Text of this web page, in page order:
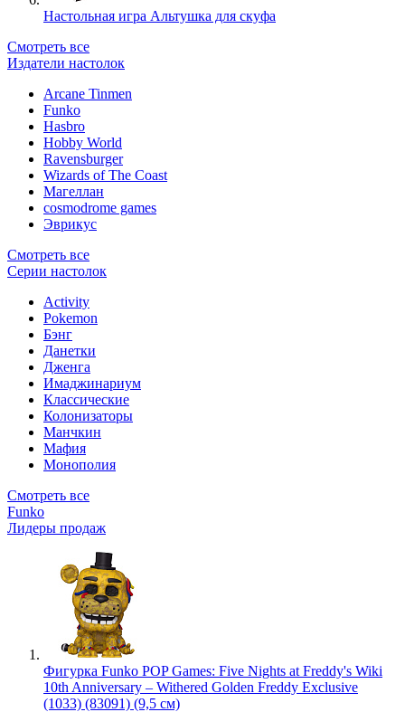
Настольная игра Альтушка для скуфа
Смотреть все
Издатели настолок
Arcane Tinmen
Funko
Hasbro
Hobby World
Ravensburger
Wizards of The Coast
Магеллан
сosmodrome games
Эврикус
Смотреть все
Серии настолок
Activity
Pokemon
Бэнг
Данетки
Дженга
Имаджинариум
Классические
Колонизаторы
Манчкин
Мафия
Монополия
Смотреть все
Funko
Лидеры продаж
Фигурка Funko POP Games: Five Nights at Freddy's Wiki
10th Anniversary – Withered Golden Freddy Exclusive
(1033) (83091) (9,5 см)